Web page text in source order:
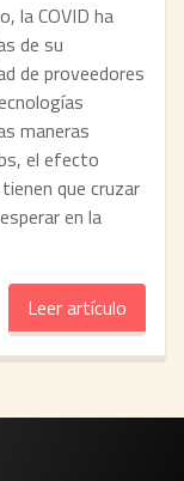
la COVID ha
de su
de proveedores
maneras
el efecto
que cruzar
en la
Leer artículo